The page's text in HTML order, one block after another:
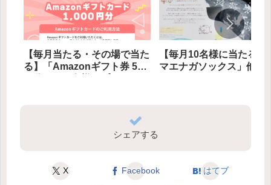
【毎月当たる・その場で当た
る】「Amazonギフト券 500
【毎月10名様に当たる】
マエナガソックス」他 プ
シェアする
X Facebook はてブ